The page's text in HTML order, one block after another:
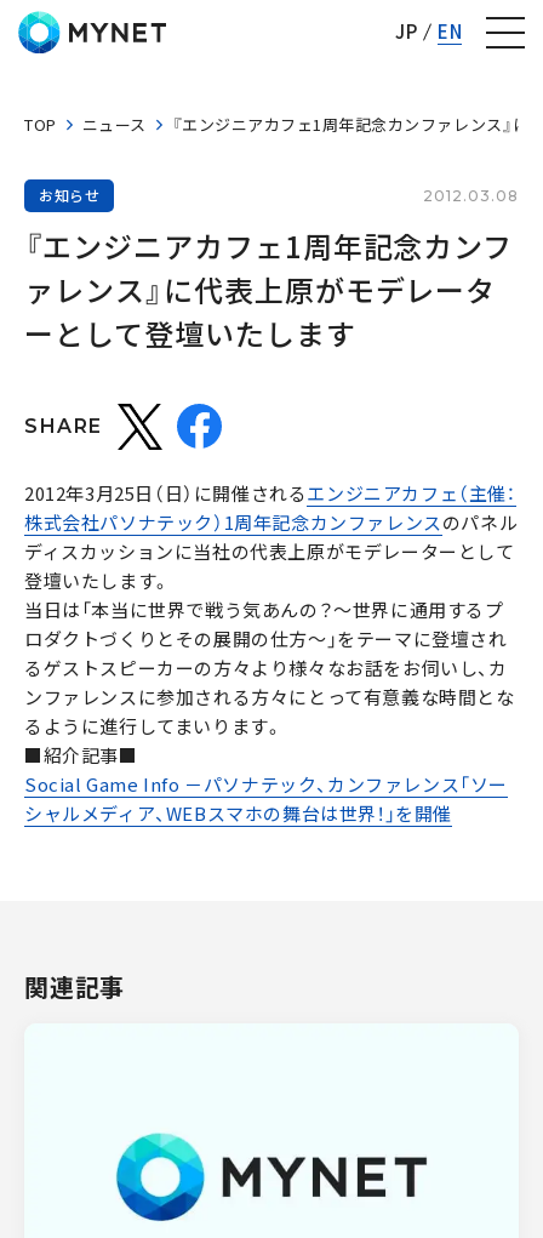
JP EN
TOP ニュース 『エンジニアカフェ1周年記念カンファレンス』
お知らせ 2012.03.08
『エンジニアカフェ1周年記念カンフ
ァレンス』に代表上原がモデレータ
ーとして登壇いたします
SHARE
2012年3月25日（日）に開催されるエンジニアカフェ（主催：
株式会社パソナテック）1周年記念カンファレンスのパネル
ディスカッションに当社の代表上原がモデレーターとして
登壇いたします。
当日は「本当に世界で戦う気あんの？〜世界に通用するプ
ロダクトづくりとその展開の仕方〜」をテーマに登壇され
るゲストスピーカーの方々より様々なお話をお伺いし、カ
ンファレンスに参加される方々にとって有意義な時間とな
るように進行してまいります。
■紹介記事■
Social Game Info －パソナテック、カンファレンス「ソー
シャルメディア、WEBスマホの舞台は世界！」を開催
関連記事